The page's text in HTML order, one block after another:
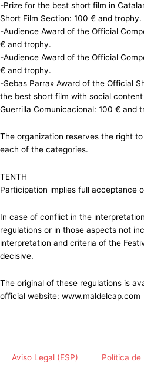
-Prize for the best short film in
Short Film Section: 100 € and trophy.
-Audience Award of the Official
€ and trophy.
-Audience Award of the Official
€ and trophy.
-Sebas Parra» Award of the Official
the best short film with social
Guerrilla Comunicacional: 100 € and
The organization reserves the right
each of the categories.
TENTH
Participation implies full acceptance
In case of conflict in the
regulations or in those aspects not
interpretation and criteria of the
decisive.
The original of these regulations is
official website: www.maldelcap.com
Aviso Legal (ESP) Política de